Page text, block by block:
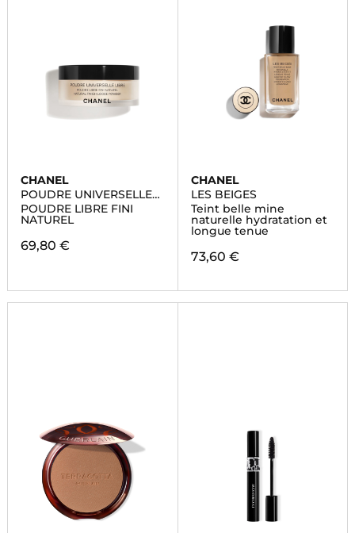
CHANEL
POUDRE UNIVERSELLE
LIBRE
POUDRE LIBRE FINI
NATUREL
69,80 €
CHANEL
LES BEIGES
Teint belle mine
naturelle hydratation et
longue tenue
73,60 €